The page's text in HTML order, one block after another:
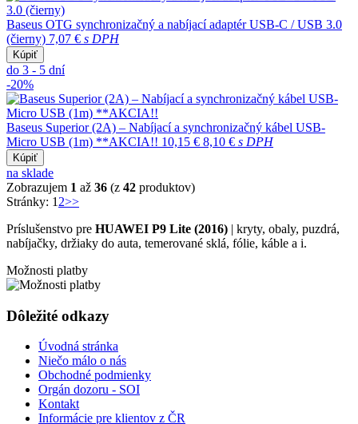
Baseus OTG synchronizačný a nabíjací adaptér USB-C / USB 3.0
(čierny) 7,07 € s DPH
Kúpiť
do 3 - 5 dní
-20%
Baseus Superior (2A) – Nabíjací a synchronizačný kábel USB-
Micro USB (1m) **AKCIA!! 10,15 € 8,10 € s DPH
Kúpiť
na sklade
Zobrazujem 1 až 36 (z 42 produktov)
Stránky: 1 2>>
Príslušenstvo pre HUAWEI P9 Lite (2016) | kryty, obaly, puzdrá,
nabíjačky, držiaky do auta, temerované sklá, fólie, káble a i.
Možnosti platby
Dôležité odkazy
Úvodná stránka
Niečo málo o nás
Obchodné podmienky
Orgán dozoru - SOI
Kontakt
Informácie pre klientov z ČR